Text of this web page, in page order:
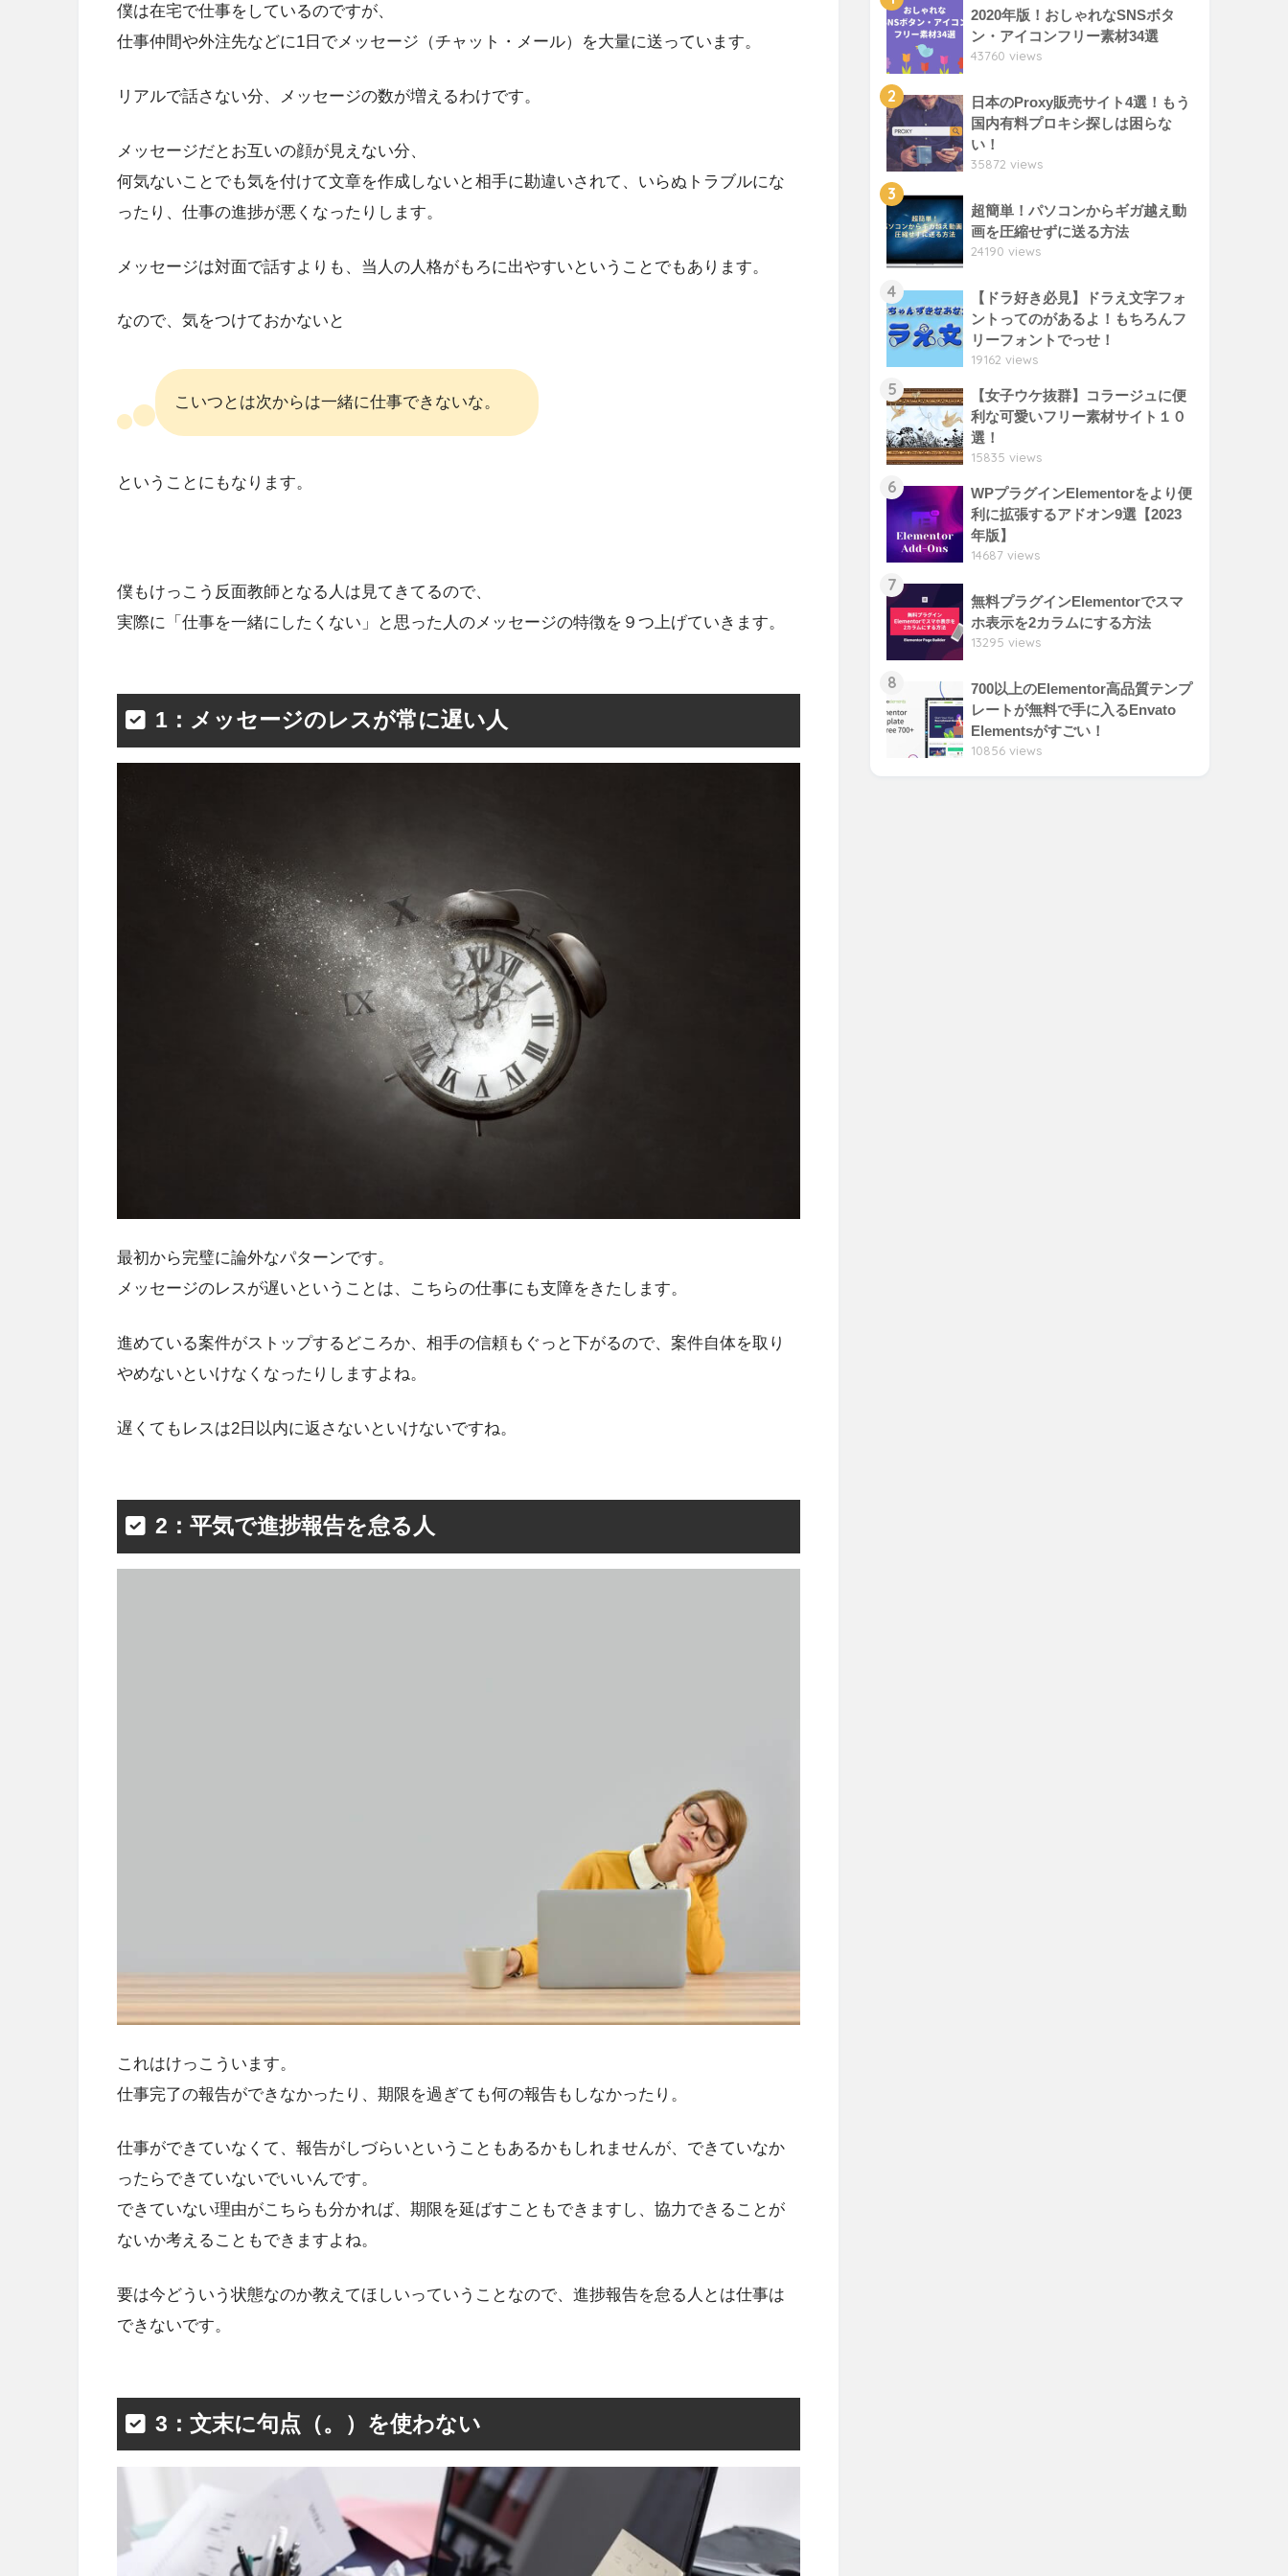
僕は在宅で仕事をしているのですが、
仕事仲間や外注先などに1日でメッセージ（チャット・メール）を大量に送っています。
リアルで話さない分、メッセージの数が増えるわけです。
メッセージだとお互いの顔が見えない分、
何気ないことでも気を付けて文章を作成しないと相手に勘違いされて、いらぬトラブルにな
ったり、仕事の進捗が悪くなったりします。
メッセージは対面で話すよりも、当人の人格がもろに出やすいということでもあります。
なので、気をつけておかないと
こいつとは次からは一緒に仕事できないな。
ということにもなります。
僕もけっこう反面教師となる人は見てきてるので、
実際に「仕事を一緒にしたくない」と思った人のメッセージの特徴を９つ上げていきます。
1：メッセージのレスが常に遅い人
最初から完璧に論外なパターンです。
メッセージのレスが遅いということは、こちらの仕事にも支障をきたします。
進めている案件がストップするどころか、相手の信頼もぐっと下がるので、案件自体を取り
やめないといけなくなったりしますよね。
遅くてもレスは2日以内に返さないといけないですね。
2：平気で進捗報告を怠る人
これはけっこういます。
仕事完了の報告ができなかったり、期限を過ぎても何の報告もしなかったり。
仕事ができていなくて、報告がしづらいということもあるかもしれませんが、できていなか
ったらできていないでいいんです。
できていない理由がこちらも分かれば、期限を延ばすこともできますし、協力できることが
ないか考えることもできますよね。
要は今どういう状態なのか教えてほしいっていうことなので、進捗報告を怠る人とは仕事は
できないです。
3：文末に句点（。）を使わない
2020年版！おしゃれなSNSボタ
ン・アイコンフリー素材34選
43760 views
2
日本のProxy販売サイト4選！もう
国内有料プロキシ探しは困らな
い！
35872 views
3
超簡単！パソコンからギガ越え動
画を圧縮せずに送る方法
24190 views
4
【ドラ好き必見】ドラえ文字フォ
ントってのがあるよ！もちろんフ
リーフォントでっせ！
19162 views
5
【女子ウケ抜群】コラージュに便
利な可愛いフリー素材サイト１０
選！
15835 views
6
WPプラグインElementorをより便
利に拡張するアドオン9選【2023
年版】
14687 views
7
無料プラグインElementorでスマ
ホ表示を2カラムにする方法
13295 views
8
700以上のElementor高品質テンプ
レートが無料で手に入るEnvato
Elementsがすごい！
10856 views